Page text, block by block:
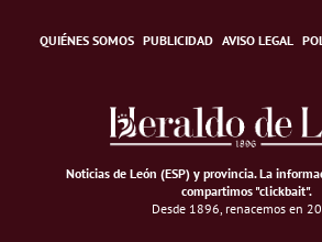
QUIÉNES SOMOS PUBLICIDAD AVISO LEGAL
Noticias de León (ESP) y provincia. La
compartimos "clickbait".
Desde 1896, renacemos en